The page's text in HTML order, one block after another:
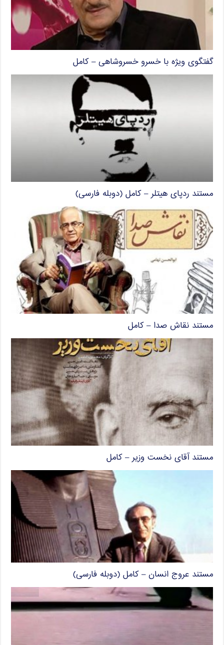
گفتگوی ویژه با خسرو خسروشاهی – کامل
مستند ردپای هیتلر – کامل (دوبله فارسی)
مستند نقاش صدا – کامل
مستند آقای نخست وزیر – کامل
مستند عروج انسان – کامل (دوبله فارسی)